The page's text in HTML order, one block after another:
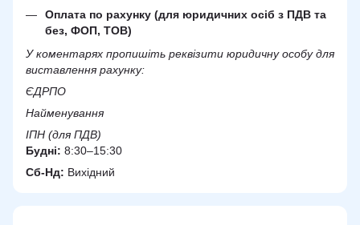
Оплата по рахунку (для юридичних осіб з ПДВ та
без, ФОП, ТОВ)
У коментарях пропишіть реквізити юридичну особу для
виставлення рахунку:
ЄДРПО
Найменування
ІПН (для ПДВ)
Будні: 8:30–15:30
Сб-Нд: Вихідний